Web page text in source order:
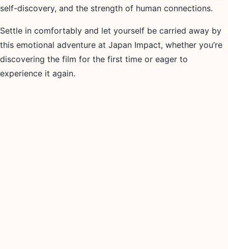
self-discovery, and the strength of human connections.
Settle in comfortably and let yourself be carried away by
this emotional adventure at Japan Impact, whether you’re
discovering the film for the first time or eager to
experience it again.